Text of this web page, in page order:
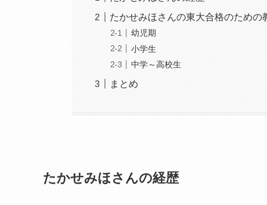
たかせみほさんの東大合格のための
幼児期
小学生
中学～高校生
まとめ
たかせみほさんの経歴